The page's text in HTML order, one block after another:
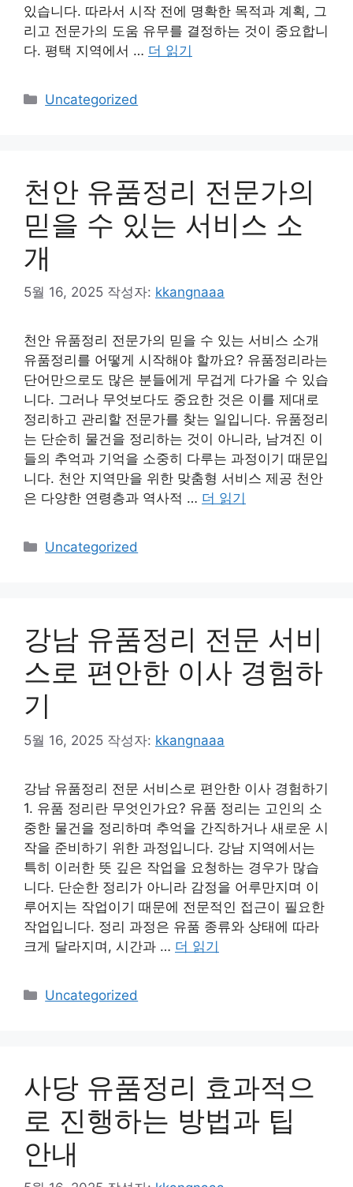
있습니다. 따라서 시작 전에 명확한 목적과 계획, 그
리고 전문가의 도움 유무를 결정하는 것이 중요합니
다. 평택 지역에서 … 더 읽기
카
Uncategorized
천안 유품정리 전문가의
믿을 수 있는 서비스 소
개
5월 16, 2025 작성자: kkangnaaa
천안 유품정리 전문가의 믿을 수 있는 서비스 소개
유품정리를 어떻게 시작해야 할까요? 유품정리라는
단어만으로도 많은 분들에게 무겁게 다가올 수 있습
니다. 그러나 무엇보다도 중요한 것은 이를 제대로
정리하고 관리할 전문가를 찾는 일입니다. 유품정리
는 단순히 물건을 정리하는 것이 아니라, 남겨진 이
들의 추억과 기억을 소중히 다루는 과정이기 때문입
니다. 천안 지역만을 위한 맞춤형 서비스 제공 천안
은 다양한 연령층과 역사적 … 더 읽기
카
Uncategorized
강남 유품정리 전문 서비
스로 편안한 이사 경험하
기
5월 16, 2025 작성자: kkangnaaa
강남 유품정리 전문 서비스로 편안한 이사 경험하기
1. 유품 정리란 무엇인가요? 유품 정리는 고인의 소
중한 물건을 정리하며 추억을 간직하거나 새로운 시
작을 준비하기 위한 과정입니다. 강남 지역에서는
특히 이러한 뜻 깊은 작업을 요청하는 경우가 많습
니다. 단순한 정리가 아니라 감정을 어루만지며 이
루어지는 작업이기 때문에 전문적인 접근이 필요한
작업입니다. 정리 과정은 유품 종류와 상태에 따라
크게 달라지며, 시간과 … 더 읽기
카
Uncategorized
사당 유품정리 효과적으
로 진행하는 방법과 팁
안내